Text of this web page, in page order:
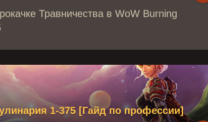
Травничества в WoW Burning
1-375 [Гайд по профессии]